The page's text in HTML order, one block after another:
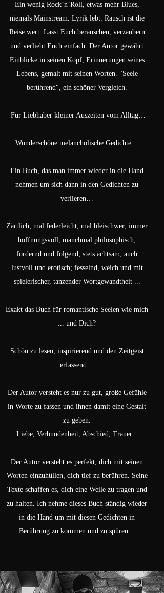
Ein wenig Rock’n’Roll, etwas mehr Blues,
niemals Mainstream. Lyrik lebt. Rausch ist die
Reise wert. Lasst Euch berauschen, verzaubern
und verliebt Euch einfach. Der Autor gewährt
Einblicke in seinen Kopf, Erinnerungen seines
Lebens, gemalt mit seinen Worten. "Seele
berührend", ein schöner Vergleich.
Für Liebhaber kleiner Auszeiten vom Alltag…
Wunderschöne melancholische Gedichte…
Ein Buch, das man immer wieder in die Hand
nehmen um sich dann in den Gedichten zu
verlieren…
Zärtlich; mal federleicht, mal bleischwer; immer
hoffnungsvoll, manchmal philosophisch;
fordernd und folgend; stets achtsam; auch
lustvoll und erotisch; fesselnd, weich und mit
spielerischer, tanzender Wortgewandtheit ...
Exakt das Buch für romantische Seelen wie mich
... und Dich?
Schön zu lesen, inspirierend und den Zeitgeist
erfassend…
Der Autor versteht es nur zu gut, große Gefühle
in Worte zu fassen und ihnen damit eine Gestalt
zu geben.
Liebe, Verbundenheit, Abschied, Trauer...
Der Autor versteht es perfekt, dich mit seinen
Worten einzuhüllen, dich tief zu berühren. Seine
Texte schaffen es, dich eine Weile zu tragen und
zu halten. Ich nehme dieses Buch ständig wieder
in die Hand um mit diesen Gedichten in
Berührung zu kommen und zu spüren…